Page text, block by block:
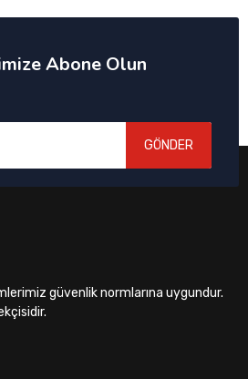
Abone Olun
GÖNDER
güvenlik normlarına uygundur.